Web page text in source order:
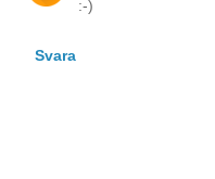
:-)
Svara